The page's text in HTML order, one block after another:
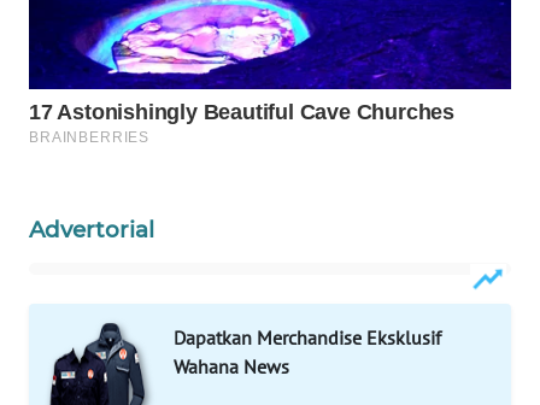
Advertorial
Dapatkan Merchandise Eksklusif
Wahana News
Wahana
Media
Group
WAHANA
WAHANA
WAHANA
ADVOKAT